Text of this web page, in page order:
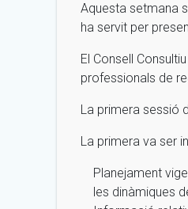
Aquesta setmana
ha servit per
El Consell
professionals de
La primera sessió
La primera va ser
Planejament
les dinàmiques